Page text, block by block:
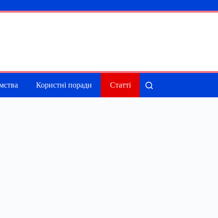
Користні поради Статті